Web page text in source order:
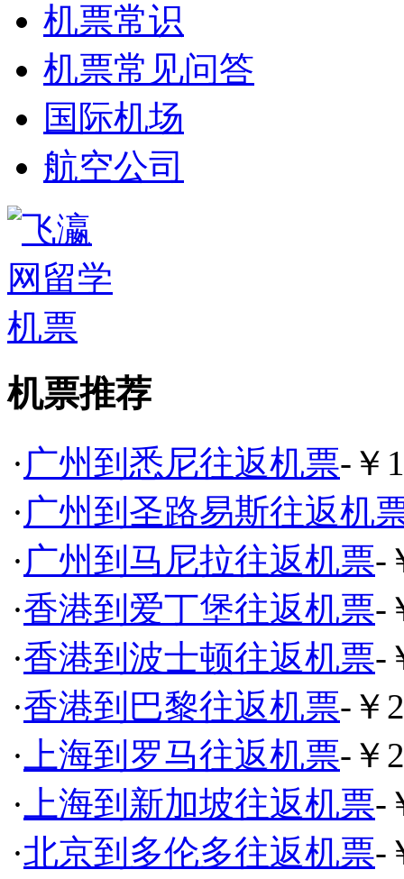
机票常识
机票常见问答
国际机场
航空公司
机票推荐
·广州到悉尼往返机票-￥
·广州到圣路易斯往返机
·广州到马尼拉往返机票-
·香港到爱丁堡往返机票-
·香港到波士顿往返机票-
·香港到巴黎往返机票-￥
· 上海到罗马往返机票-￥
· 上海到新加坡往返机票-
·北京到多伦多往返机票-